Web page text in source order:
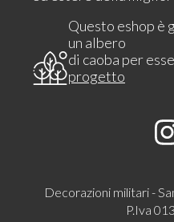
Questo eshop è
un albero
di caoba per
progetto
Decorazioni militari -
P.Iva